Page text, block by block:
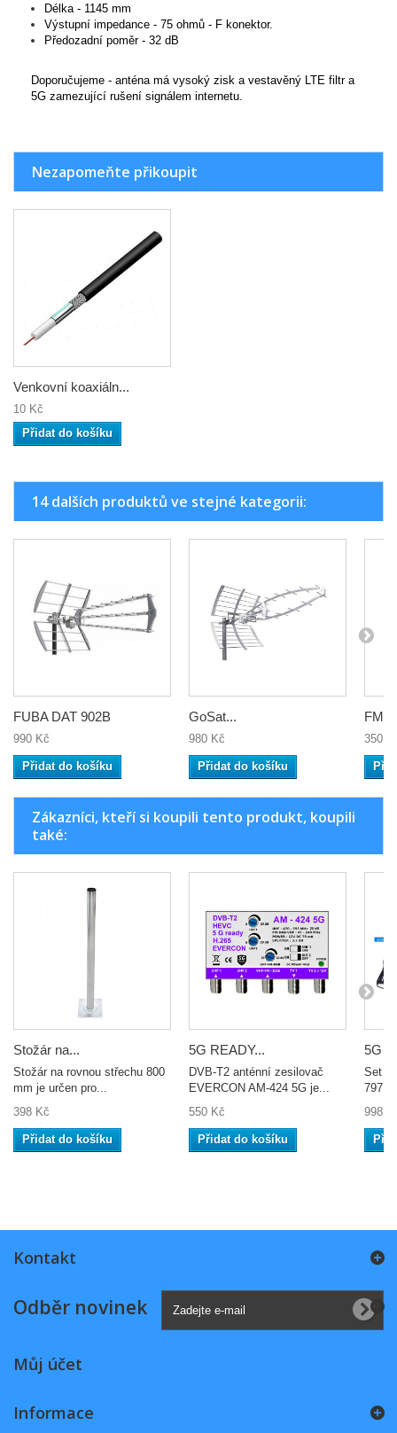
Délka - 1145 mm
Výstupní impedance - 75 ohmů - F konektor.
Předozadní poměr - 32 dB
Doporučujeme - anténa má vysoký zisk a vestavěný LTE filtr a
5G zamezující rušení signálem internetu.
Nezapomeňte přikoupit
Venkovní koaxiáln...
10 Kč
Přidat do košíku
14 dalších produktů ve stejné kategorii:
FUBA DAT 902B
990 Kč
Přidat do košíku
GoSat...
980 Kč
Přidat do košíku
FM
350
Zákazníci, kteří si koupili tento produkt, koupili
také:
Stožár na...
Stožár na rovnou střechu 800
mm je určen pro...
398 Kč
Přidat do košíku
5G READY...
DVB-T2 anténní zesilovač
EVERCON AM-424 5G je...
550 Kč
Přidat do košíku
5G
Set
797 a
998
Kontakt
Odběr novinek
Můj účet
Informace